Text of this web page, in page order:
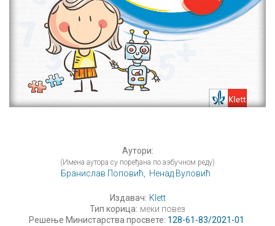
Аутори:
(Имена аутора су поређана по азбучном реду)
Бранислав Поповић, Ненад Вуловић
Издавач: Klett
Тип корица: меки повез
Решење Министарства просвете: 128-61-83/2021-01